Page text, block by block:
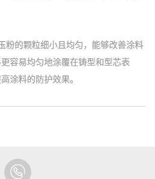
的颗粒细小且均匀，能够改善涂料
容易均匀地涂覆在铸型和型芯表
涂料的防护效果。